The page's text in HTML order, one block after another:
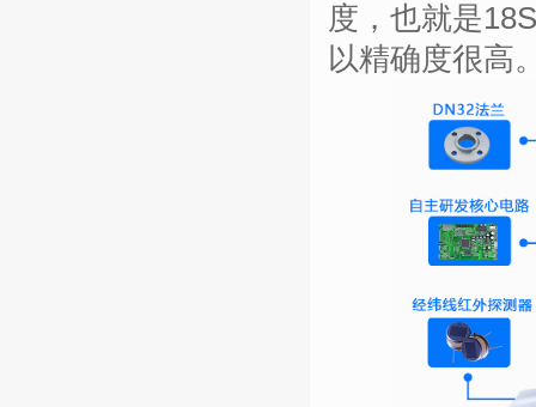
度，也就是
以精确度很高